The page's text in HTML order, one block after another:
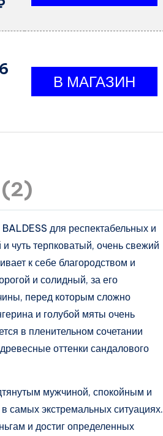
для респектабельных и
чуть терпковатый, очень свежий
к себе благородством и
и солидный, за его
перед которым сложно
и голубой мяты очень
в пленительном сочетании
оттенки сандалового
мужчиной, спокойным и
самых экстремальных ситуациях.
и достиг определенных